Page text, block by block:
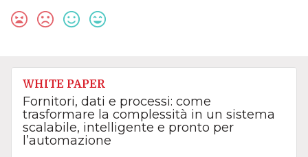
WHITE PAPER
Fornitori, dati e processi: come
trasformare la complessità in un sistema
scalabile, intelligente e pronto per
l’automazione